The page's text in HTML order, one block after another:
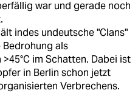
war und gerade noch
indes undeutsche "Clans"
als
im Schatten. Dabei ist
in Berlin schon jetzt
Verbrechens.